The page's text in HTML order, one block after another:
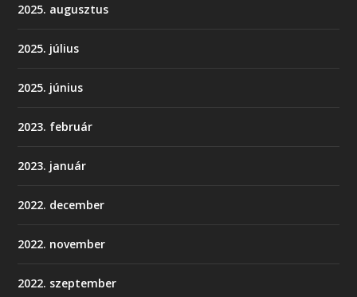
2025. augusztus
2025. július
2025. június
2023. február
2023. január
2022. december
2022. november
2022. szeptember